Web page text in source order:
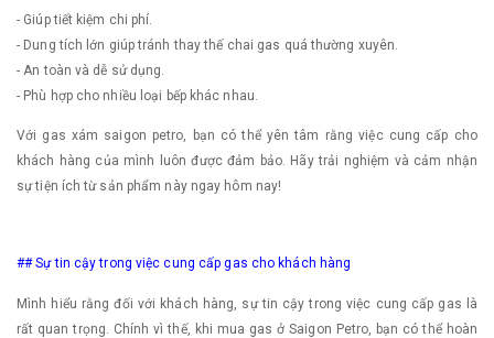
- Giúp tiết kiệm chi phí.
- Dung tích lớn giúp tránh thay thế chai gas quá thường xuyên.
- An toàn và dễ sử dụng.
- Phù hợp cho nhiều loại bếp khác nhau.
Với gas xám saigon petro, bạn có thể yên tâm rằng việc cung cấp cho
khách hàng của mình luôn được đảm bảo. Hãy trải nghiệm và cảm nhận
sự tiện ích từ sản phẩm này ngay hôm nay!
## Sự tin cậy trong việc cung cấp gas cho khách hàng
Mình hiểu rằng đối với khách hàng, sự tin cậy trong việc cung cấp gas là
rất quan trọng. Chính vì thế, khi mua gas ở Saigon Petro, bạn có thể hoàn